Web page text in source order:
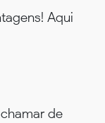
Aqui
de